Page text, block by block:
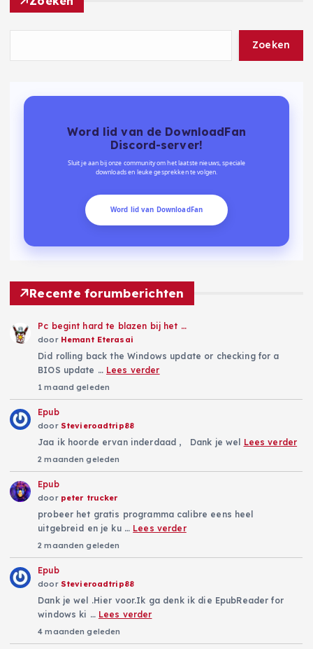
Zoeken
Word lid van de DownloadFan
Discord-server!
Sluit je aan bij onze community om het laatste nieuws, speciale
downloads en leuke gesprekken te volgen.
Word lid van DownloadFan
Recente forumberichten
Pc begint hard te blazen bij het …
door Hemant Eterasai
Did rolling back the Windows update or checking for a
BIOS update … Lees verder
1 maand geleden
Epub
door Stevieroadtrip88
Jaa ik hoorde ervan inderdaad , Dank je wel Lees verder
2 maanden geleden
Epub
door peter trucker
probeer het gratis programma calibre eens heel
uitgebreid en je ku … Lees verder
2 maanden geleden
Epub
door Stevieroadtrip88
Dank je wel .Hier voor.Ik ga denk ik die EpubReader for
windows ki … Lees verder
4 maanden geleden